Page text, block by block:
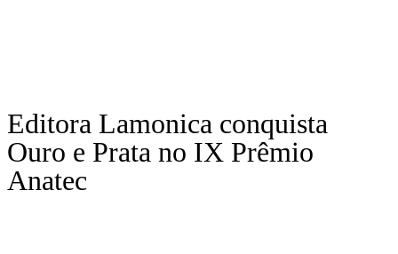
Editora Lamonica conquista
Ouro e Prata no IX Prêmio
Anatec